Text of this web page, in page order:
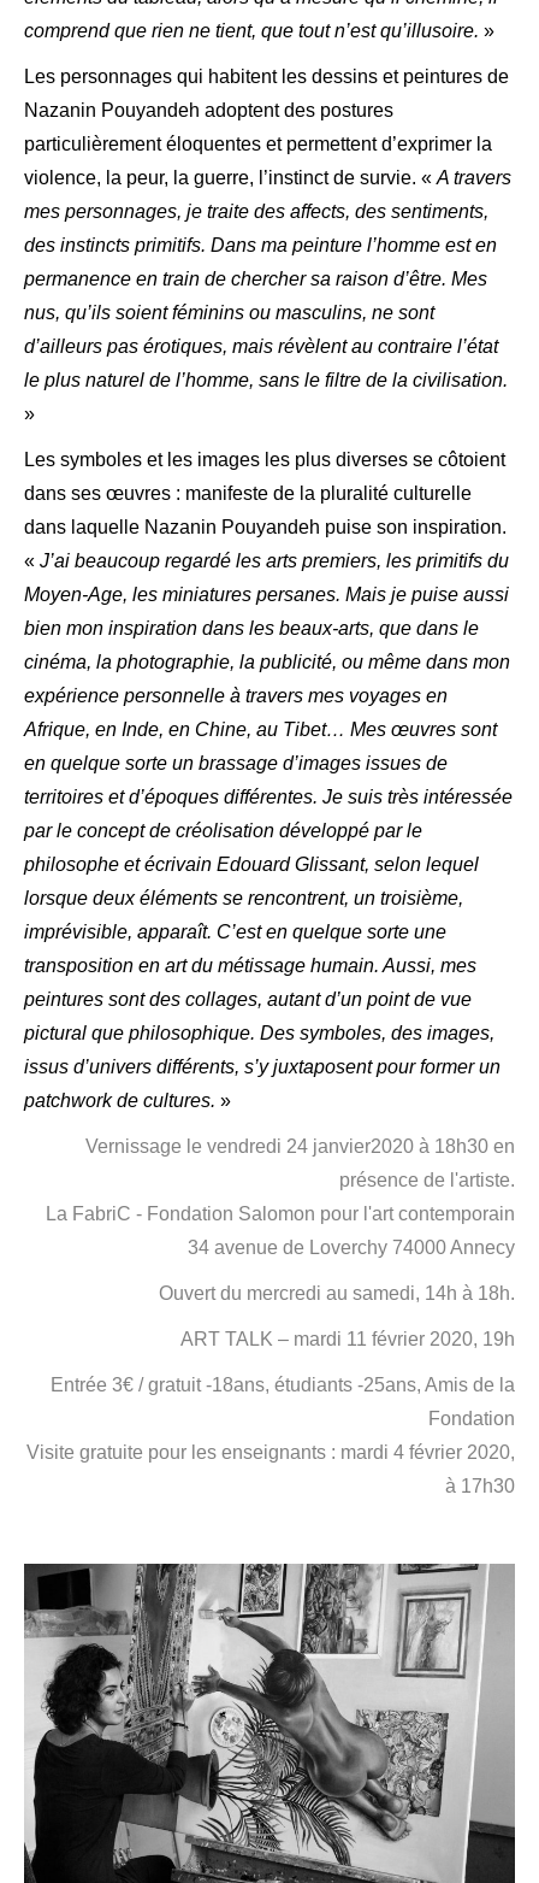
comprend que rien ne tient, que tout n’est qu’illusoire. »
Les personnages qui habitent les dessins et peintures de
Nazanin Pouyandeh adoptent des postures
particulièrement éloquentes et permettent d’exprimer la
violence, la peur, la guerre, l’instinct de survie. « A travers
mes personnages, je traite des affects, des sentiments,
des instincts primitifs. Dans ma peinture l’homme est en
permanence en train de chercher sa raison d’être. Mes
nus, qu’ils soient féminins ou masculins, ne sont
d’ailleurs pas érotiques, mais révèlent au contraire l’état
le plus naturel de l’homme, sans le filtre de la civilisation.
»
Les symboles et les images les plus diverses se côtoient
dans ses œuvres : manifeste de la pluralité culturelle
dans laquelle Nazanin Pouyandeh puise son inspiration.
« J’ai beaucoup regardé les arts premiers, les primitifs du
Moyen-Age, les miniatures persanes. Mais je puise aussi
bien mon inspiration dans les beaux-arts, que dans le
cinéma, la photographie, la publicité, ou même dans mon
expérience personnelle à travers mes voyages en
Afrique, en Inde, en Chine, au Tibet… Mes œuvres sont
en quelque sorte un brassage d’images issues de
territoires et d’époques différentes. Je suis très intéressée
par le concept de créolisation développé par le
philosophe et écrivain Edouard Glissant, selon lequel
lorsque deux éléments se rencontrent, un troisième,
imprévisible, apparaît. C’est en quelque sorte une
transposition en art du métissage humain. Aussi, mes
peintures sont des collages, autant d’un point de vue
pictural que philosophique. Des symboles, des images,
issus d’univers différents, s’y juxtaposent pour former un
patchwork de cultures. »
Vernissage le vendredi 24 janvier2020 à 18h30 en
présence de l'artiste.
La FabriC - Fondation Salomon pour l'art contemporain
34 avenue de Loverchy 74000 Annecy
Ouvert du mercredi au samedi, 14h à 18h.
ART TALK – mardi 11 février 2020, 19h
Entrée 3€ / gratuit -18ans, étudiants -25ans, Amis de la
Fondation
Visite gratuite pour les enseignants : mardi 4 février 2020,
à 17h30